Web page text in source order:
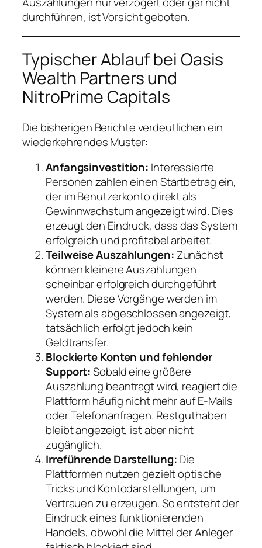
durchführen, ist Vorsicht geboten.
Typischer Ablauf bei Oasis
Wealth Partners und
NitroPrime Capitals
Die bisherigen Berichte verdeutlichen ein
wiederkehrendes Muster:
Anfangsinvestition: Interessierte
Personen zahlen einen Startbetrag ein,
der im Benutzerkonto direkt als
Gewinnwachstum angezeigt wird. Dies
erzeugt den Eindruck, dass das System
erfolgreich und profitabel arbeitet.
Teilweise Auszahlungen: Zunächst
können kleinere Auszahlungen
scheinbar erfolgreich durchgeführt
werden. Diese Vorgänge werden im
System als abgeschlossen angezeigt,
tatsächlich erfolgt jedoch kein
Geldtransfer.
Blockierte Konten und fehlender
Support:Sobald eine größere
Auszahlung beantragt wird, reagiert die
Plattform häufig nicht mehr auf E-Mails
oder Telefonanfragen. Restguthaben
bleibt angezeigt, ist aber nicht
zugänglich.
Irreführende Darstellung:Die
Plattformen nutzen gezielt optische
Tricks und Kontodarstellungen, um
Vertrauen zu erzeugen. So entsteht der
Eindruck eines funktionierenden
Handels, obwohl die Mittel der Anleger